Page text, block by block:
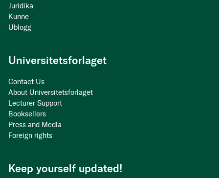
Juridika
Kunne
Ublogg
Universitetsforlaget
Contact Us
About Universitetsforlaget
Lecturer Support
Booksellers
Press and Media
Foreign rights
Keep yourself updated!